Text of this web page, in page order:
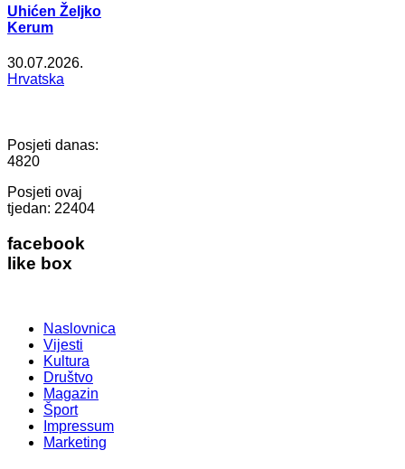
Uhićen Željko
Kerum
30.07.2026.
Hrvatska
Posjeti danas:
4820
Posjeti ovaj
tjedan: 22404
facebook
like box
Naslovnica
Vijesti
Kultura
Društvo
Magazin
Šport
Impressum
Marketing